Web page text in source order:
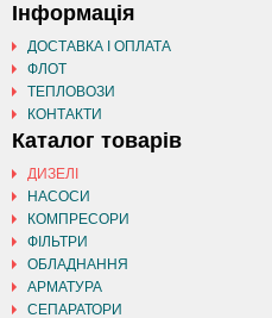
Інформація
ДОСТАВКА І ОПЛАТА
ФЛОТ
ТЕПЛОВОЗИ
КОНТАКТИ
Каталог товарів
ДИЗЕЛІ
НАСОСИ
КОМПРЕСОРИ
ФІЛЬТРИ
ОБЛАДНАННЯ
АРМАТУРА
СЕПАРАТОРИ